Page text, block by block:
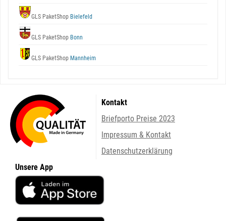
GLS PaketShop Bielefeld
GLS PaketShop Bonn
GLS PaketShop Mannheim
Kontakt
Briefporto Preise 2023
Impressum & Kontakt
Datenschutzerklärung
Unsere App